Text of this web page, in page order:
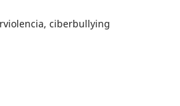
ciberbullying